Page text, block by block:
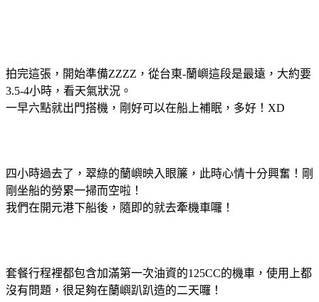
拍完這張，開始準備ZZZZ，從台東-蘭嶼這段是最遠，大約要
3.5-4小時，看天氣狀況。
一早六點就出門搭機，剛好可以在船上補眠，多好！XD
四小時過去了，翠綠的蘭嶼映入眼簾，此時心情十分興奮！剛
剛坐船的勞累一掃而空啦！
我們在開元港下船後，隨即的就去牽機車囉！
套餐行程裡都包含加滿第一次油資的125CC的機車，使用上都
沒有問題，很足夠在蘭嶼趴趴造的二天囉！